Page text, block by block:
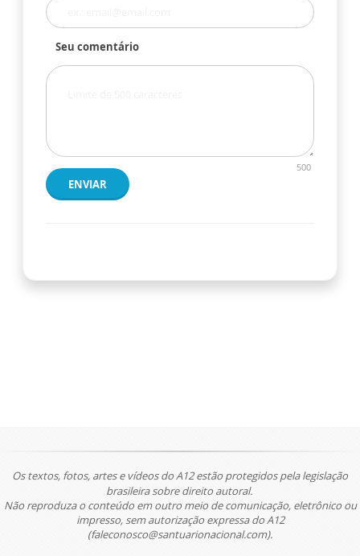
Seu comentário
500
ENVIAR
Os textos, fotos, artes e vídeos do A12 estão protegidos pela legislação
brasileira sobre direito autoral.
Não reproduza o conteúdo em outro meio de comunicação, eletrônico ou
impresso, sem autorização expressa do A12
(faleconosco@santuarionacional.com).